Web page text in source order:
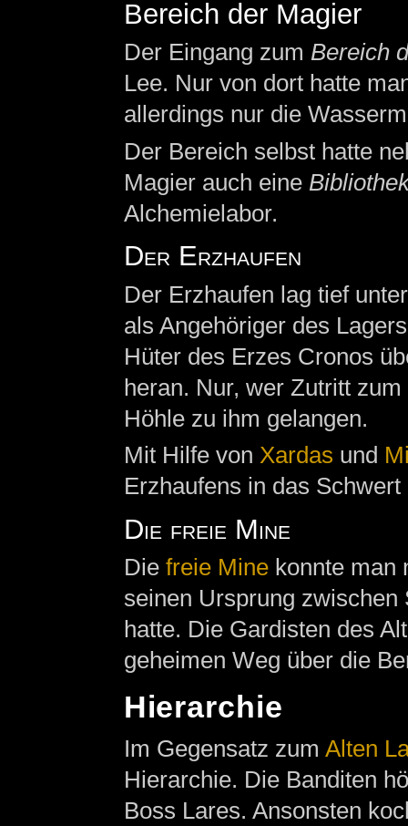
Bereich der Magier
Der Eingang zum Bereich
Lee. Nur von dort hatte
allerdings nur die
Der Bereich selbst hatte
Magier auch eine
Alchemielabor.
Der Erzhaufen
Der Erzhaufen lag tief
als Angehöriger des
Hüter des Erzes Cronos
heran. Nur, wer Zutritt
Höhle zu ihm gelangen.
Mit Hilfe von Xardas und
Erzhaufens in das Schwert
Die freie Mine
Die freie Minekonnte man
seinen Ursprung
hatte. Die Gardisten des
geheimen Weg über die
Hierarchie
Im Gegensatz zum Alten
Hierarchie. Die Banditen
Boss Lares. Ansonsten